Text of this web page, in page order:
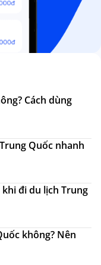
Cách dùng
Quốc nhanh
đi du lịch Trung
không? Nên